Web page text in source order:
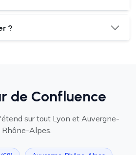
?
de Confluence
sur tout Lyon et Auvergne-
Rhône-Alpes.